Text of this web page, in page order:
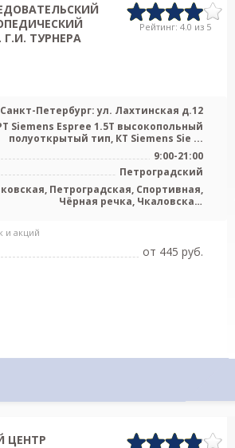
ТУРНЕРА
Рейтинг: 4.0 из 5
Санкт-Петербург: ул. Лахтинская д.12
Siemens Espree 1.5Т высокопольный
полуоткрытый тип, КТ Siemens Sie ...
9:00-21:00
Петроградский
Петроградская, Спортивная,
Чёрная речка, Чкаловская,
и акций
от 445 pуб.
ЦЕНТР